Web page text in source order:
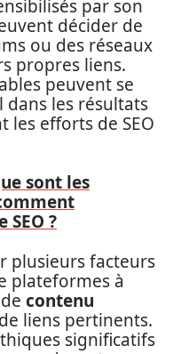
par son
décider de
ou des réseaux
propres liens.
peuvent se
dans les résultats
les efforts de SEO
sont les
?
plusieurs facteurs
plateformes à
contenu
liens pertinents.
significatifs